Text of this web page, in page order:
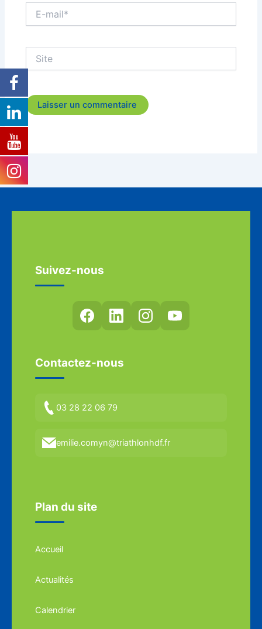
mail*
Suivez-nous
Contactez-nous
03 28 22 06 79
emilie.comyn@triathlonhdf.fr
Plan du site
Accueil
Actualités
Calendrier